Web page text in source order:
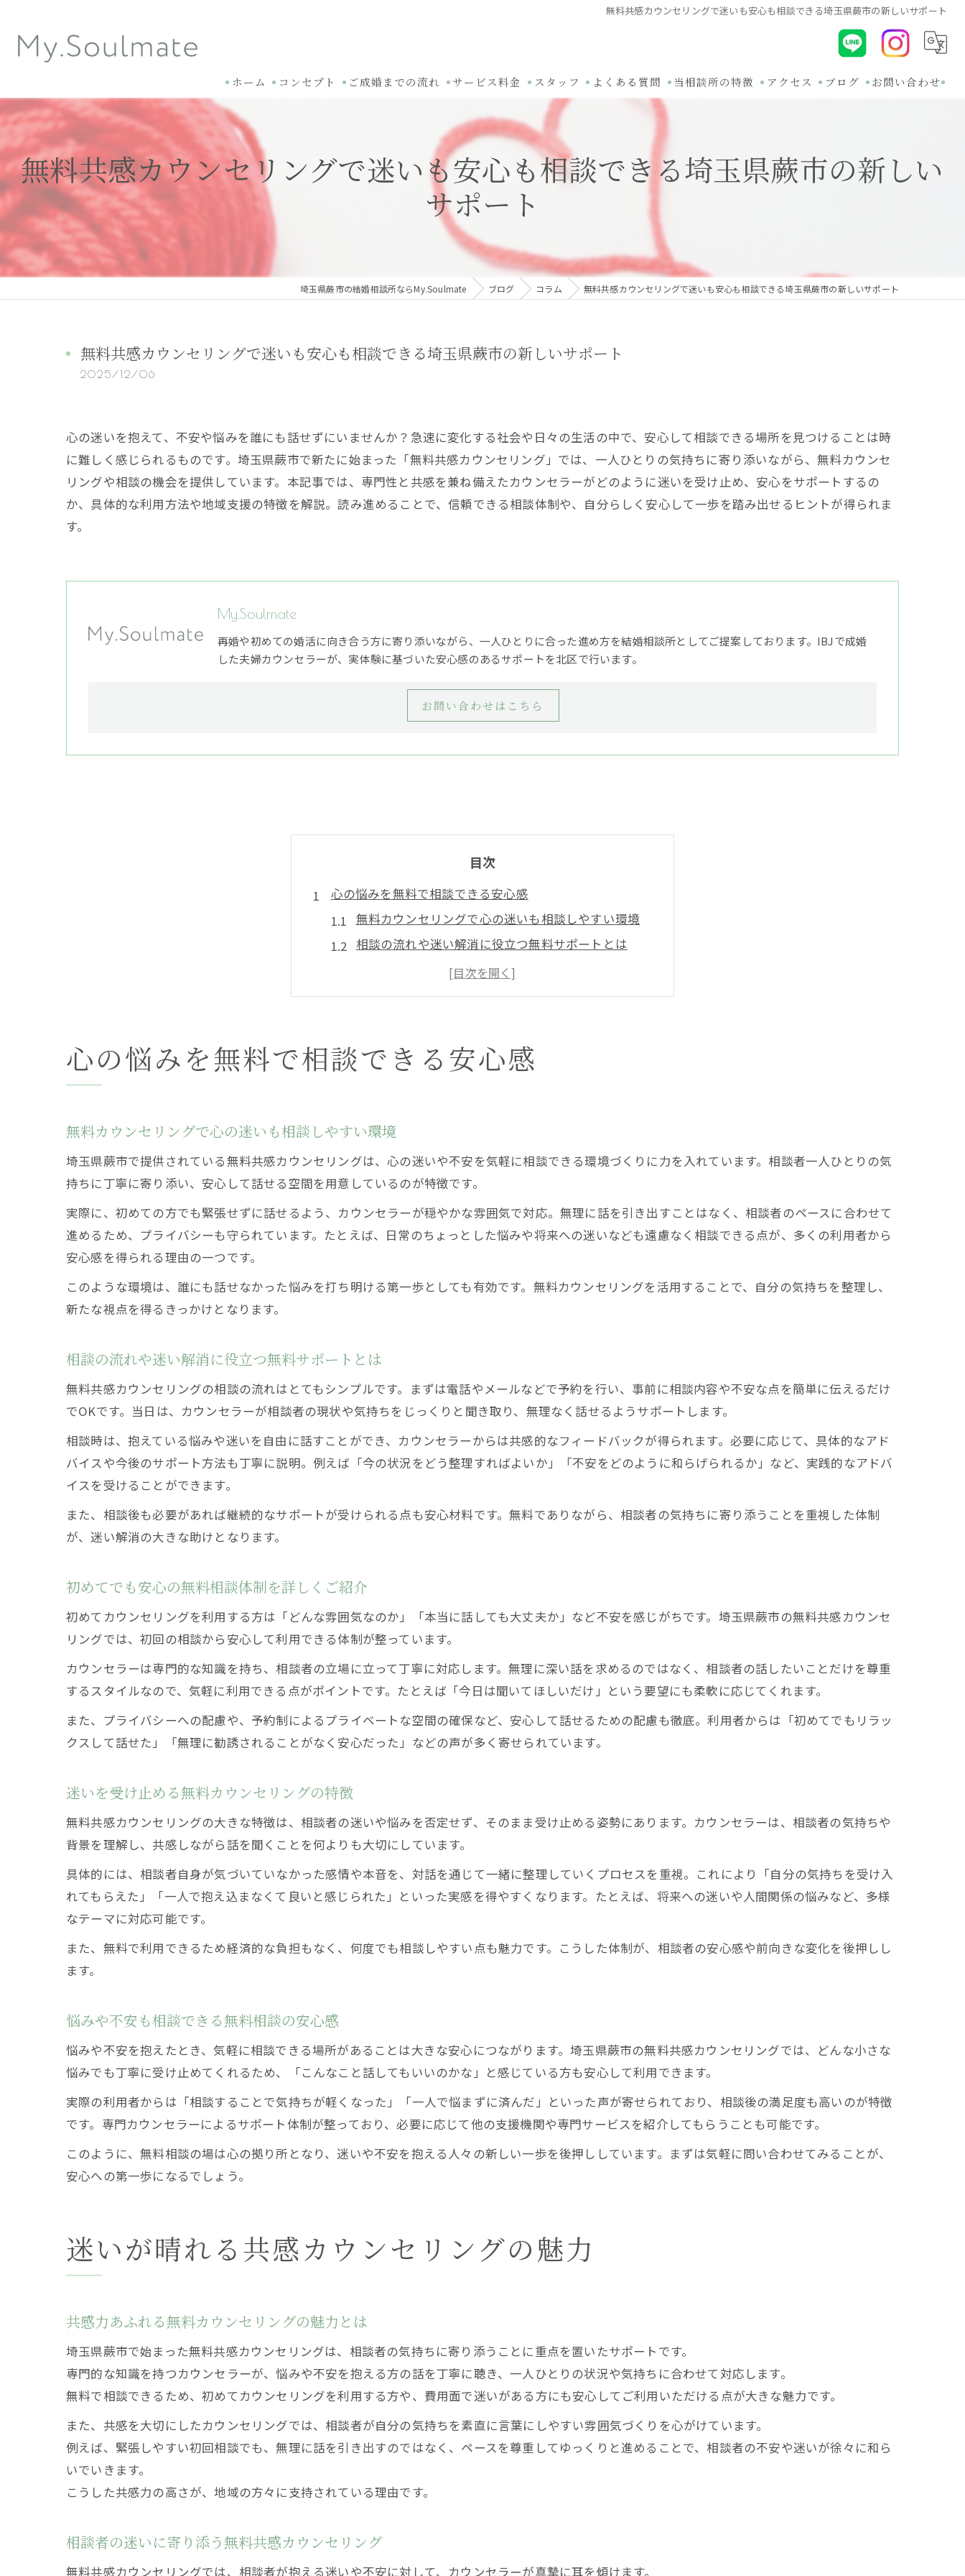
無料共感カウンセリングで迷いも安心も相談できる埼玉県蕨市の新しいサポート
ホーム コンセプト ご成婚までの流れ サービス料金 スタッフ よくある質問 当相談所の特徴
30代
無料相談
アクセス ブログ
関連ブログ
お問い合わせ
無料共感カウンセリングで迷いも安心も相談できる埼玉県蕨市の新しい
サポート
埼玉県蕨市の結婚相談所ならMy.Soulmate ブログ コラム 無料共感カウンセリングで迷いも安心も相談できる埼玉県蕨市の新しいサポート
無料共感カウンセリングで迷いも安心も相談できる埼玉県蕨市の新しいサポート
2025/12/06
心の迷いを抱えて、不安や悩みを誰にも話せずにいませんか？急速に変化する社会や日々の生活の中で、安心して相談できる場所を見つけることは時
に難しく感じられるものです。埼玉県蕨市で新たに始まった「無料共感カウンセリング」では、一人ひとりの気持ちに寄り添いながら、無料カウンセ
リングや相談の機会を提供しています。本記事では、専門性と共感を兼ね備えたカウンセラーがどのように迷いを受け止め、安心をサポートするの
か、具体的な利用方法や地域支援の特徴を解説。読み進めることで、信頼できる相談体制や、自分らしく安心して一歩を踏み出せるヒントが得られま
す。
My.Soulmate
再婚や初めての婚活に向き合う方に寄り添いながら、一人ひとりに合った進め方を結婚相談所としてご提案しております。IBJで成婚
した夫婦カウンセラーが、実体験に基づいた安心感のあるサポートを北区で行います。
お問い合わせはこちら
目次
心の悩みを無料で相談できる安心感
無料カウンセリングで心の迷いも相談しやすい環境
相談の流れや迷い解消に役立つ無料サポートとは
初めてでも安心の無料相談体制を詳しくご紹介
迷いを受け止める無料カウンセリングの特徴
迷いが晴れる共感カウンセリングの魅力
共感力あふれる無料カウンセリングの魅力とは
共感カウンセリングで迷いが整理される仕組み
不安な時に頼れる相談窓口がここに
無料カウンセリングで不安や迷いも相談できる窓口
相談窓口の選び方と迷い解決の無料サポート体制
迷いがちな時期を支える無料相談の活用法
初めての相談でも安心な無料カウンセリング体験
無料相談の流れと迷いが晴れるサポート内容
迷いや不安を解消する無料相談のポイント
カウンセリング初体験でも安心な相談体制
相談への不安を和らげる無料カウンセリングの工夫
共感を大切にする無料カウンセリングのサポート内容
迷いも話せる共感重視の無料相談体験を解説
相談しやすい共感型無料カウンセリングの魅力
気持ちに寄り添う無料相談の活用方法とは
無料カウンセリングを活用して迷いを整理する方法
相談の活用法と安心して迷いを話すコツ
無料相談を使った心の迷い解消ステップ
迷いや悩みも気軽に話せる無料相談の活用術
心の悩みを無料で相談できる安心感
無料カウンセリングで心の迷いも相談しやすい環境
埼玉県蕨市で提供されている無料共感カウンセリングは、心の迷いや不安を気軽に相談できる環境づくりに力を入れています。相談者一人ひとりの気
持ちに丁寧に寄り添い、安心して話せる空間を用意しているのが特徴です。
実際に、初めての方でも緊張せずに話せるよう、カウンセラーが穏やかな雰囲気で対応。無理に話を引き出すことはなく、相談者のペースに合わせて
進めるため、プライバシーも守られています。たとえば、日常のちょっとした悩みや将来への迷いなども遠慮なく相談できる点が、多くの利用者から
安心感を得られる理由の一つです。
このような環境は、誰にも話せなかった悩みを打ち明ける第一歩としても有効です。無料カウンセリングを活用することで、自分の気持ちを整理し、
新たな視点を得るきっかけとなります。
相談の流れや迷い解消に役立つ無料サポートとは
無料共感カウンセリングの相談の流れはとてもシンプルです。まずは電話やメールなどで予約を行い、事前に相談内容や不安な点を簡単に伝えるだけ
でOKです。当日は、カウンセラーが相談者の現状や気持ちをじっくりと聞き取り、無理なく話せるようサポートします。
相談時は、抱えている悩みや迷いを自由に話すことができ、カウンセラーからは共感的なフィードバックが得られます。必要に応じて、具体的なアド
バイスや今後のサポート方法も丁寧に説明。例えば「今の状況をどう整理すればよいか」「不安をどのように和らげられるか」など、実践的なアドバ
イスを受けることができます。
また、相談後も必要があれば継続的なサポートが受けられる点も安心材料です。無料でありながら、相談者の気持ちに寄り添うことを重視した体制
が、迷い解消の大きな助けとなります。
初めてでも安心の無料相談体制を詳しくご紹介
初めてカウンセリングを利用する方は「どんな雰囲気なのか」「本当に話しても大丈夫か」など不安を感じがちです。埼玉県蕨市の無料共感カウンセ
リングでは、初回の相談から安心して利用できる体制が整っています。
カウンセラーは専門的な知識を持ち、相談者の立場に立って丁寧に対応します。無理に深い話を求めるのではなく、相談者の話したいことだけを尊重
するスタイルなので、気軽に利用できる点がポイントです。たとえば「今日は聞いてほしいだけ」という要望にも柔軟に応じてくれます。
また、プライバシーへの配慮や、予約制によるプライベートな空間の確保など、安心して話せるための配慮も徹底。利用者からは「初めてでもリラッ
クスして話せた」「無理に勧誘されることがなく安心だった」などの声が多く寄せられています。
迷いを受け止める無料カウンセリングの特徴
無料共感カウンセリングの大きな特徴は、相談者の迷いや悩みを否定せず、そのまま受け止める姿勢にあります。カウンセラーは、相談者の気持ちや
背景を理解し、共感しながら話を聞くことを何よりも大切にしています。
具体的には、相談者自身が気づいていなかった感情や本音を、対話を通じて一緒に整理していくプロセスを重視。これにより「自分の気持ちを受け入
れてもらえた」「一人で抱え込まなくて良いと感じられた」といった実感を得やすくなります。たとえば、将来への迷いや人間関係の悩みなど、多様
なテーマに対応可能です。
また、無料で利用できるため経済的な負担もなく、何度でも相談しやすい点も魅力です。こうした体制が、相談者の安心感や前向きな変化を後押しし
ます。
悩みや不安も相談できる無料相談の安心感
悩みや不安を抱えたとき、気軽に相談できる場所があることは大きな安心につながります。埼玉県蕨市の無料共感カウンセリングでは、どんな小さな
悩みでも丁寧に受け止めてくれるため、「こんなこと話してもいいのかな」と感じている方も安心して利用できます。
実際の利用者からは「相談することで気持ちが軽くなった」「一人で悩まずに済んだ」といった声が寄せられており、相談後の満足度も高いのが特徴
です。専門カウンセラーによるサポート体制が整っており、必要に応じて他の支援機関や専門サービスを紹介してもらうことも可能です。
このように、無料相談の場は心の拠り所となり、迷いや不安を抱える人々の新しい一歩を後押ししています。まずは気軽に問い合わせてみることが、
安心への第一歩になるでしょう。
迷いが晴れる共感カウンセリングの魅力
共感力あふれる無料カウンセリングの魅力とは
埼玉県蕨市で始まった無料共感カウンセリングは、相談者の気持ちに寄り添うことに重点を置いたサポートです。
専門的な知識を持つカウンセラーが、悩みや不安を抱える方の話を丁寧に聴き、一人ひとりの状況や気持ちに合わせて対応します。
無料で相談できるため、初めてカウンセリングを利用する方や、費用面で迷いがある方にも安心してご利用いただける点が大きな魅力です。
また、共感を大切にしたカウンセリングでは、相談者が自分の気持ちを素直に言葉にしやすい雰囲気づくりを心がけています。
例えば、緊張しやすい初回相談でも、無理に話を引き出すのではなく、ペースを尊重してゆっくりと進めることで、相談者の不安や迷いが徐々に和ら
いでいきます。
こうした共感力の高さが、地域の方々に支持されている理由です。
相談者の迷いに寄り添う無料共感カウンセリング
無料共感カウンセリングでは、相談者が抱える迷いや不安に対して、カウンセラーが真摯に耳を傾けます。